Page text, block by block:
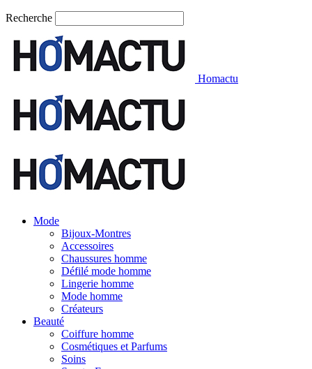
Recherche
Homactu
Mode
Bijoux-Montres
Accessoires
Chaussures homme
Défilé mode homme
Lingerie homme
Mode homme
Créateurs
Beauté
Coiffure homme
Cosmétiques et Parfums
Soins